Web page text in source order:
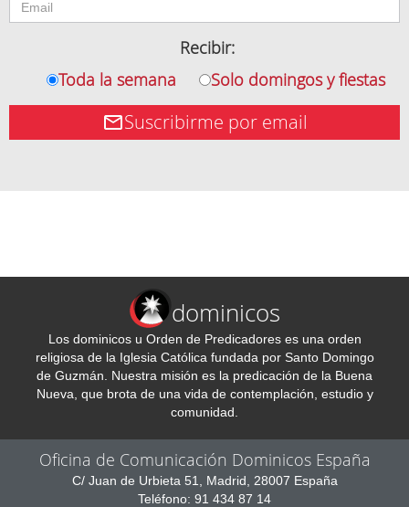
Recibir:
Toda la semana
Solo domingos y fiestas
Suscribirme por email
dominicos
Los dominicos u Orden de Predicadores es una orden
religiosa de la Iglesia Católica fundada por Santo Domingo
de Guzmán. Nuestra misión es la predicación de la Buena
Nueva, que brota de una vida de contemplación, estudio y
comunidad.
Oficina de Comunicación Dominicos España
C/ Juan de Urbieta 51, Madrid, 28007 España
Teléfono: 91 434 87 14